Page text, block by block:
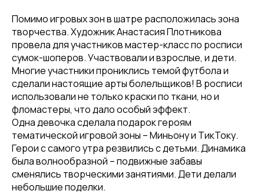
Помимо игровых зон в шатре расположилась зона
творчества. Художник Анастасия Плотникова
провела для участников мастер-класс по росписи
сумок-шоперов. Участвовали и взрослые, и дети.
Многие участники прониклись темой футбола и
сделали настоящие арты болельщиков! В росписи
использовали не только краски по ткани, но и
фломастеры, что дало особый эффект.
Одна девочка сделала подарок героям
тематической игровой зоны – Миньону и ТикТоку.
Герои с самого утра резвились с детьми. Динамика
была волнообразной – подвижные забавы
сменялись творческими занятиями. Дети делали
небольшие поделки.